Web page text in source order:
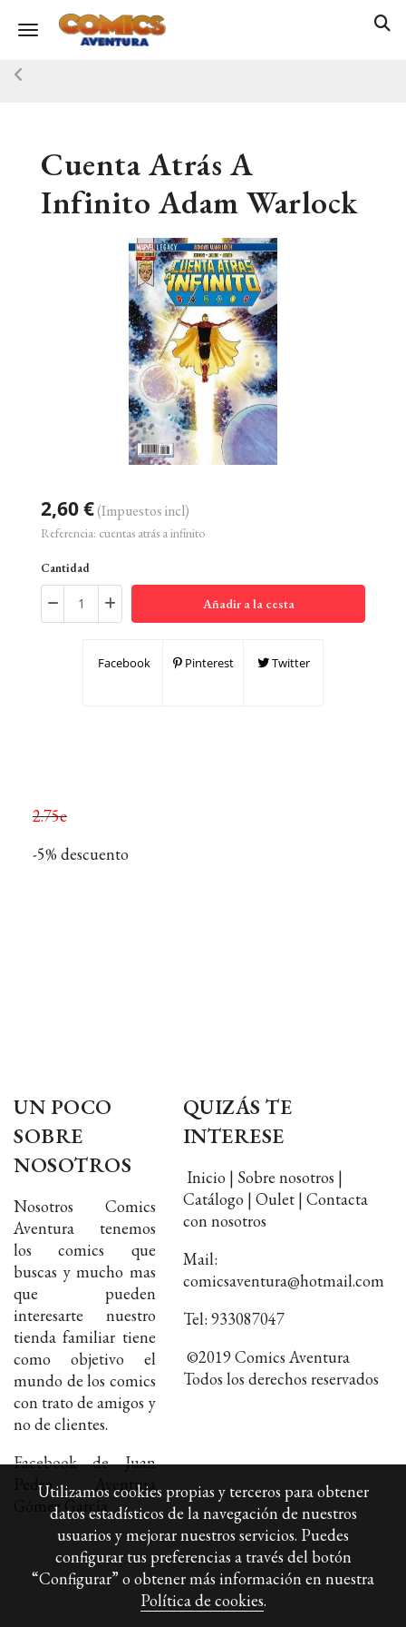
Toggle navigation
Cuenta Atrás A
Infinito Adam Warlock
2,60 €(Impuestos incl)
Referencia: cuentas atrás a infinito
Cantidad
Añadir a la cesta
Facebook Pinterest Twitter
2.75e
-5% descuento
UN POCO
SOBRE
NOSOTROS
Nosotros Comics
Aventura tenemos
los comics que
buscas y mucho mas
que pueden
interesarte nuestro
tienda familiar tiene
como objetivo el
mundo de los comics
con trato de amigos y
no de clientes.
Facebook de Juan
Pedro Aventura
Gómez Garcia
QUIZÁS TE
INTERESE
Inicio | Sobre nosotros |
Catálogo | Oulet | Contacta
con nosotros
Mail:
comicsaventura@hotmail.com
Tel: 933087047
©2019 Comics Aventura
Todos los derechos reservados
Utilizamos cookies propias y terceros para obtener
datos estadísticos de la navegación de nuestros
usuarios y mejorar nuestros servicios. Puedes
configurar tus preferencias a través del botón
“Configurar” o obtener más información en nuestra
Política de cookies.